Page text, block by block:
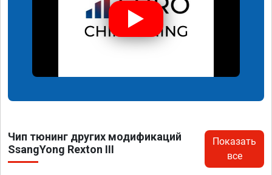
Чип тюнинг других модификаций
SsangYong Rexton III
Показать
все